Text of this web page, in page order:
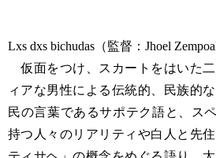
Lxs dxs bichudas（監督：Jhoel
仮面をつけ、スカートをはいた
ィアな男性による伝統的、民族的
民の言葉であるサポテク語と、ス
持つ人々のリアリティや白人と先